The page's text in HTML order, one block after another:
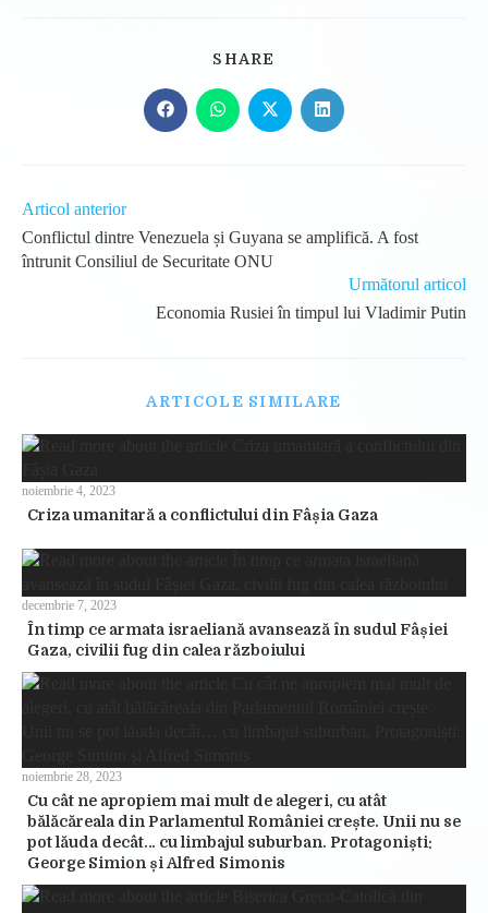
SHARE
CONTENT
Opens
in
Opens
in
Opens
in
Opens
in
Read
more
articles
Articol anterior
Conflictul dintre Venezuela și Guyana se amplifică. A fost
întrunit Consiliul de Securitate ONU
Următorul articol
Economia Rusiei în timpul lui Vladimir Putin
ARTICOLE SIMILARE
Criza umanitară a conflictului din Fâșia Gaza
noiembrie 4, 2023
În timp ce armata israeliană avansează în sudul Fâșiei
Gaza, civilii fug din calea războiului
decembrie 7, 2023
Cu cât ne apropiem mai mult de alegeri, cu atât
bălăcăreala din Parlamentul României crește. Unii nu se
pot lăuda decât… cu limbajul suburban. Protagoniști:
George Simion și Alfred Simonis
noiembrie 28, 2023